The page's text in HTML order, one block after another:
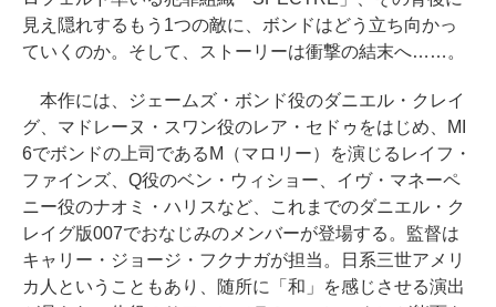
見え隠れするもう1つの敵に、ボンドはどう立ち向かっ
ていくのか。そして、ストーリーは衝撃の結末へ……。
本作には、ジェームズ・ボンド役のダニエル・クレイ
グ、マドレーヌ・スワン役のレア・セドゥをはじめ、MI
6でボンドの上司であるM（マロリー）を演じるレイフ・
ファインズ、Q役のベン・ウィショー、イヴ・マネーペ
ニー役のナオミ・ハリスなど、これまでのダニエル・ク
レイグ版007でおなじみのメンバーが登場する。監督は
キャリー・ジョージ・フクナガが担当。日系三世アメリ
カ人ということもあり、随所に「和」を感じさせる演出